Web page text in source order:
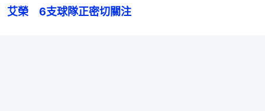
艾榮　6支球隊正密切關注